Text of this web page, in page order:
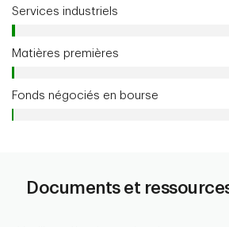
Services industriels
Matières premières
Fonds négociés en bourse
Documents et